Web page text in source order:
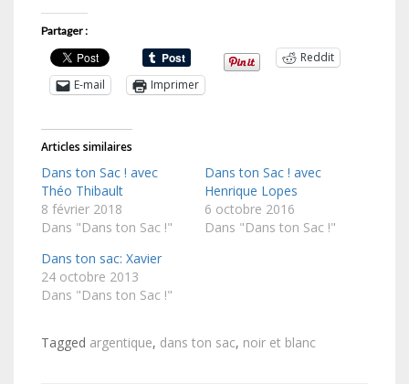
Partager :
Reddit
E-mail
Imprimer
Articles similaires
Dans ton Sac ! avec
Théo Thibault
8 février 2018
Dans "Dans ton Sac !"
Dans ton Sac ! avec
Henrique Lopes
6 octobre 2016
Dans "Dans ton Sac !"
Dans ton sac: Xavier
24 octobre 2013
Dans "Dans ton Sac !"
Tagged argentique, dans ton sac, noir et blanc